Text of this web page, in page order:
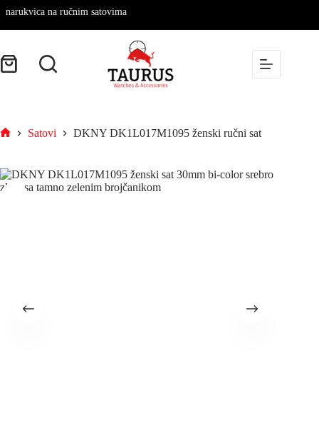
na ručnim satovima
Satovi DKNY DK1L017M1095 ženski ručni sat